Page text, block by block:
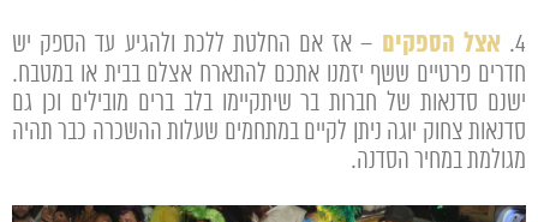
4. אצל הספקים – אז אם החלטת ללכת ולהגיע עד הספק יש
חדרים פרטיים ששף יזמנו אתכם להתארח אצלם בבית או במטבח.
ישנם סדנאות של חברות בר שיתקיימו בלב ברים מובילים וכן גם
סדנאות צחוק יוגה ניתן לקיים במתחמים שעלות ההשכרה כבר תהיה
מגולמת במחיר הסדנה.